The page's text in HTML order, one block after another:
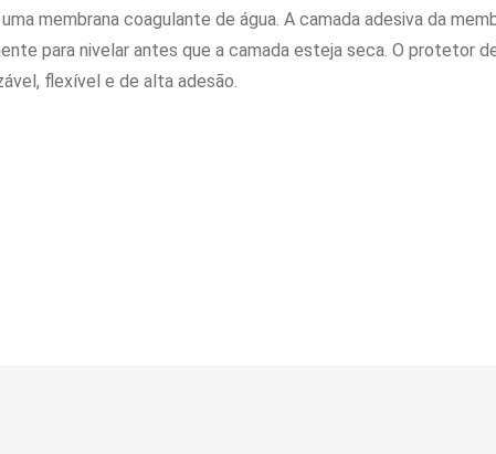
membrana coagulante de água. A camada adesiva da
para nivelar antes que a camada esteja seca. O protetor
flexível e de alta adesão.